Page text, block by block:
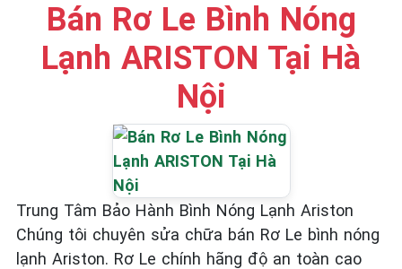
Bán Rơ Le Bình Nóng
Lạnh ARISTON Tại Hà
Nội
Trung Tâm Bảo Hành Bình Nóng Lạnh Ariston
Chúng tôi chuyên sửa chữa bán Rơ Le bình nóng
lạnh Ariston. Rơ Le chính hãng độ an toàn cao